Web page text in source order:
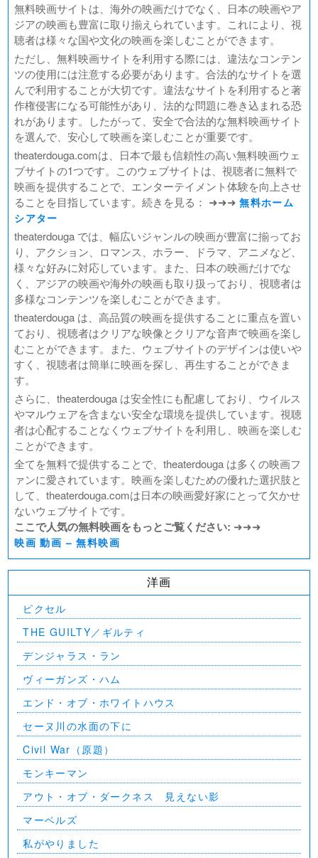
無料映画サイトは、海外の映画だけでなく、日本の映画やア
ジアの映画も豊富に取り揃えられています。これにより、視
聴者は様々な国や文化の映画を楽しむことができます。
ただし、無料映画サイトを利用する際には、違法なコンテン
ツの使用には注意する必要があります。合法的なサイトを選
んで利用することが大切です。違法なサイトを利用すると著
作権侵害になる可能性があり、法的な問題に巻き込まれる恐
れがあります。したがって、安全で合法的な無料映画サイト
を選んで、安心して映画を楽しむことが重要です。
theaterdouga.comは、日本で最も信頼性の高い無料映画ウェ
ブサイトの1つです。このウェブサイトは、視聴者に無料で
映画を提供することで、エンターテイメント体験を向上させ
ることを目指しています。続きを見る： ➜➜➜無料ホーム
シアター
theaterdouga では、幅広いジャンルの映画が豊富に揃ってお
り、アクション、ロマンス、ホラー、ドラマ、アニメなど、
様々な好みに対応しています。また、日本の映画だけでな
く、アジアの映画や海外の映画も取り扱っており、視聴者は
多様なコンテンツを楽しむことができます。
theaterdouga は、高品質の映画を提供することに重点を置い
ており、視聴者はクリアな映像とクリアな音声で映画を楽し
むことができます。また、ウェブサイトのデザインは使いや
すく、視聴者は簡単に映画を探し、再生することができま
す。
さらに、theaterdouga は安全性にも配慮しており、ウイルス
やマルウェアを含まない安全な環境を提供しています。視聴
者は心配することなくウェブサイトを利用し、映画を楽しむ
ことができます。
全てを無料で提供することで、theaterdouga は多くの映画フ
ァンに愛されています。映画を楽しむための優れた選択肢と
して、theaterdouga.comは日本の映画愛好家にとって欠かせ
ないウェブサイトです。
ここで人気の無料映画をもっとご覧ください: ➜➜➜
映画 動画 – 無料映画
洋画
ピクセル
THE GUILTY／ギルティ
デンジャラス・ラン
ヴィーガンズ・ハム
エンド・オブ・ホワイトハウス
セーヌ川の水面の下に
Civil War（原題）
モンキーマン
アウト・オブ・ダークネス 見えない影
マーベルズ
私がやりました